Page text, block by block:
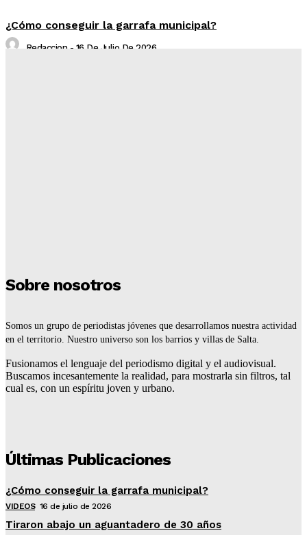
¿Cómo conseguir la garrafa municipal?
Redaccion - 16 De Julio De 2026
Sobre nosotros
Somos un grupo de periodistas jóvenes que desarrollamos nuestra actividad
en el territorio. Nuestro universo son los barrios y villas de Salta.
Fusionamos el lenguaje del periodismo digital y el audiovisual.
Buscamos incesantemente la realidad, para mostrarla sin filtros, tal
cual es, con un espíritu joven y urbano.
Últimas Publicaciones
¿Cómo conseguir la garrafa municipal?
VIDEOS 16 de julio de 2026
Tiraron abajo un aguantadero de 30 años